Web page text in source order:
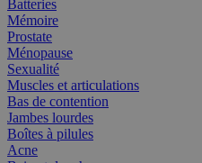
Batteries
Mémoire
Prostate
Ménopause
Sexualité
Muscles et articulations
Bas de contention
Jambes lourdes
Boîtes à pilules
Acne